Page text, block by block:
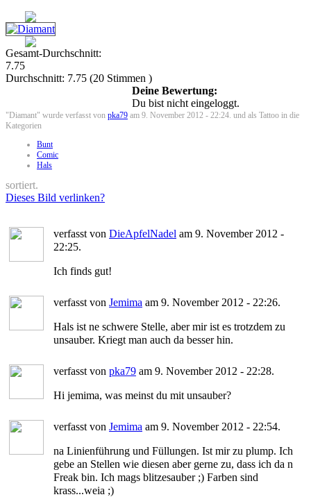
Gesamt-Durchschnitt:
7.75
Durchschnitt: 7.75 (20 Stimmen )
Deine Bewertung:
Du bist nicht eingeloggt.
"Diamant" wurde verfasst von pka79 am 9. November 2012 - 22:24. und als Tattoo in die
Kategorien
Bunt
Comic
Hals
sortiert.
Dieses Bild verlinken?
verfasst von DieApfelNadel am 9. November 2012 -
22:25.
Ich finds gut!
verfasst von Jemima am 9. November 2012 - 22:26.
Hals ist ne schwere Stelle, aber mir ist es trotzdem zu
unsauber. Kriegt man auch da besser hin.
verfasst von pka79 am 9. November 2012 - 22:28.
Hi jemima, was meinst du mit unsauber?
verfasst von Jemima am 9. November 2012 - 22:54.
na Linienführung und Füllungen. Ist mir zu plump. Ich
gebe an Stellen wie diesen aber gerne zu, dass ich da n
Freak bin. Ich mags blitzesauber ;) Farben sind
krass...weia ;)